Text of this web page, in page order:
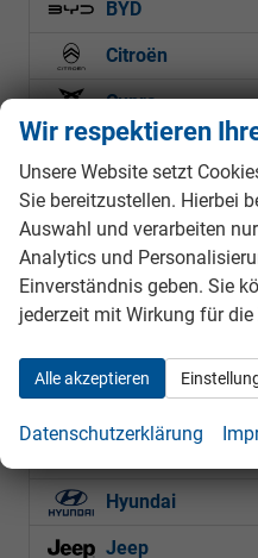
BYD
Citroën
Cupra
Dacia
Bigster
Duster
Sandero Stepway
Etrusco
Hyundai
Jeep
Wir respektieren
Unsere Website setzt
Sie bereitzustellen. Hierbei
Auswahl und verarbeiten
Analytics und
Einverständnis geben. Sie
jederzeit mit Wirkung für
Alle akzeptieren
Datenschutzerklärung